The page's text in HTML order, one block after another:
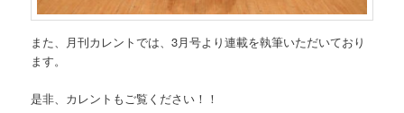
また、月刊カレントでは、3月号より連載を執筆いただいており
ます。
是非、カレントもご覧ください！！